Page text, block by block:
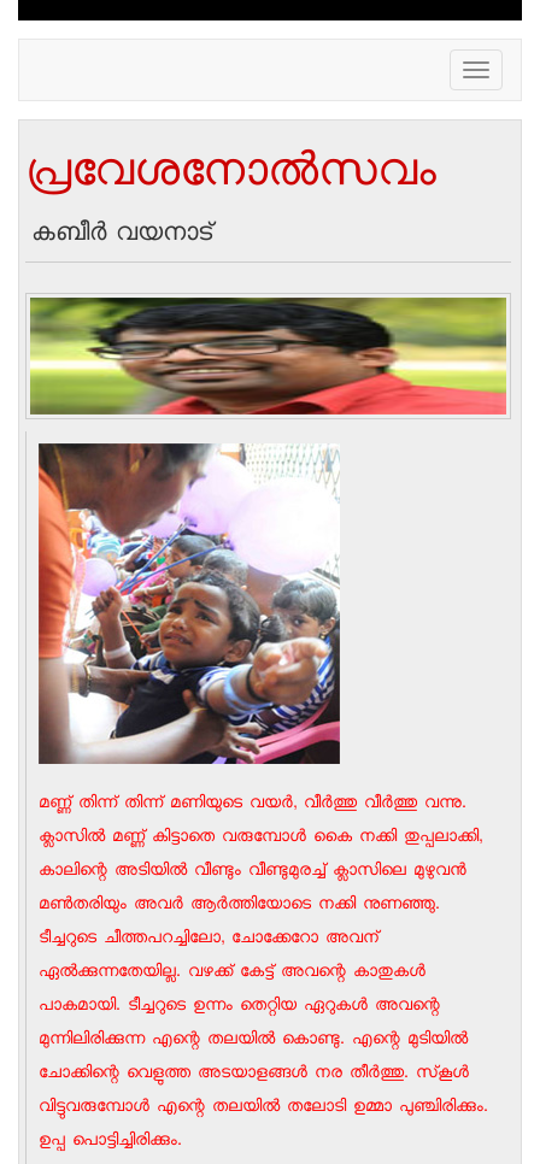
Toggle
navigation
പ്രവേശനോല്‍സവം
കബീര്‍ വയനാട്
മണ്ണ് തിന്ന് തിന്ന് മണിയുടെ വയര്‍, വീര്‍ത്തു വീര്‍ത്തു വന്നു.
ക്ലാസില്‍ മണ്ണ് കിട്ടാതെ വരുമ്പോള്‍ കൈ നക്കി തുപ്പലാക്കി,
കാലിന്റെ അടിയില്‍ വീണ്ടും വീണ്ടുമുരച്ച് ക്ലാസിലെ മുഴുവന്‍
മണ്‍തരിയും അവര്‍ ആര്‍ത്തിയോടെ നക്കി നുണഞ്ഞു.
ടീച്ചറുടെ ചീത്തപറച്ചിലോ, ചോക്കേറോ അവന്
ഏല്‍ക്കുന്നതേയില്ല. വഴക്ക് കേട്ട് അവന്റെ കാതുകള്‍
പാകമായി. ടീച്ചറുടെ ഉന്നം തെറ്റിയ ഏറുകള്‍ അവന്റെ
മുന്നിലിരിക്കുന്ന എന്റെ തലയില്‍ കൊണ്ടു. എന്റെ മുടിയില്‍
ചോക്കിന്റെ വെളുത്ത അടയാളങ്ങള്‍ നര തീര്‍ത്തു. സ്‌കൂള്‍
വിട്ടുവരുമ്പോള്‍ എന്റെ തലയില്‍ തലോടി ഉമ്മാ പുഞ്ചിരിക്കും.
ഉപ്പ പൊട്ടിച്ചിരിക്കും.